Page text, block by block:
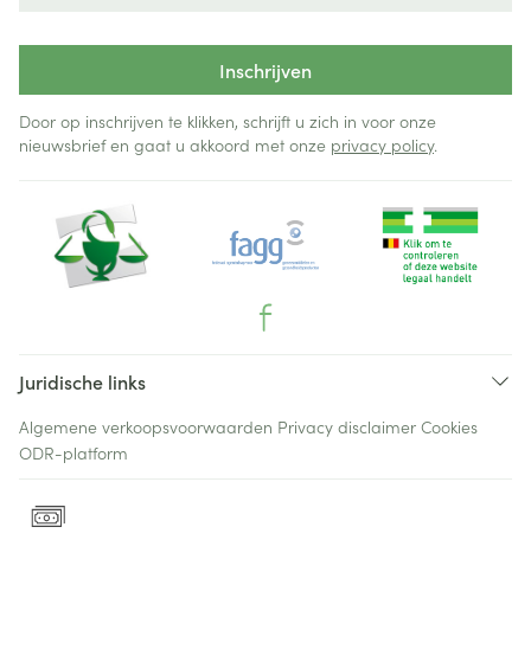
Inschrijven
Door op inschrijven te klikken, schrijft u zich in voor onze
nieuwsbrief en gaat u akkoord met onze privacy policy.
Juridische links
Algemene verkoopsvoorwaarden Privacy disclaimer Cookies
ODR-platform